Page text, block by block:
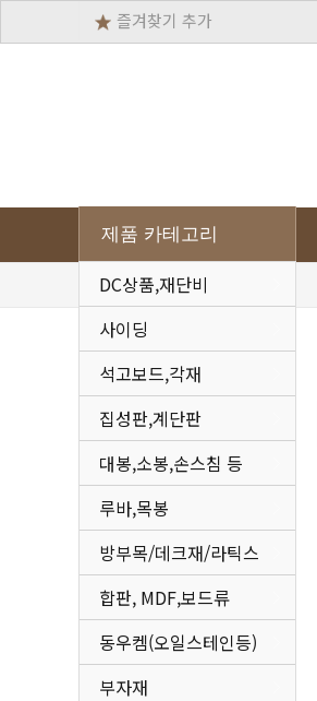
즐겨찾기 추가
제품 카테고리
DC상품,재단비
사이딩
석고보드,각재
집성판,계단판
대봉,소봉,손스침 등
루바,목봉
방부목/데크재/라틱스
합판, MDF,보드류
동우켐(오일스테인등)
부자재